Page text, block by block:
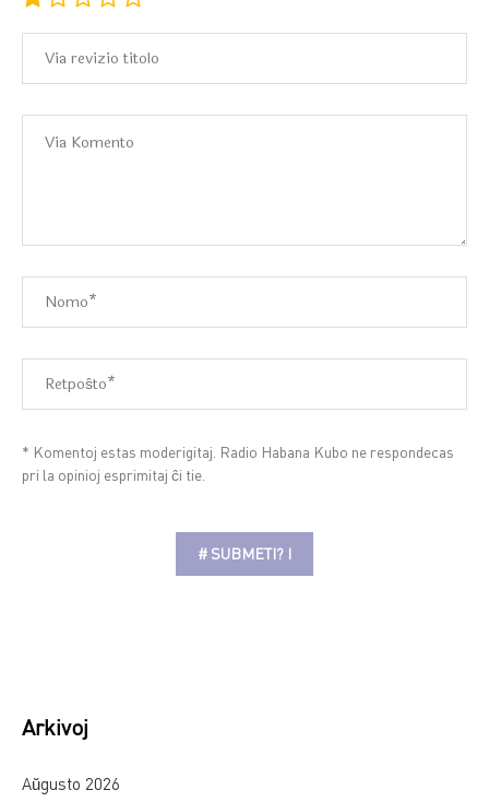
* Komentoj estas moderigitaj. Radio Habana Kubo ne respondecas
pri la opinioj esprimitaj ĉi tie.
Arkivoj
Aŭgusto 2026